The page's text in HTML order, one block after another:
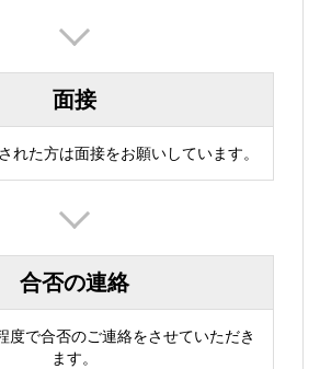
面接
れた方は面接をお願いしています。
合否の連絡
度で合否のご連絡をさせていただき
ます。